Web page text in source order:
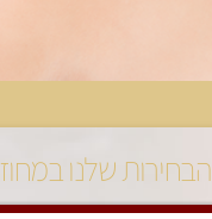
הבחירות שלנו במחוז